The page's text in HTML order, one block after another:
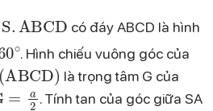
S ABCD
có đáy ABCD là hình
. Hình chiếu vuông góc của
ABCD)
là trọng tâm G của
=a2
. Tính tan của góc giữa SA